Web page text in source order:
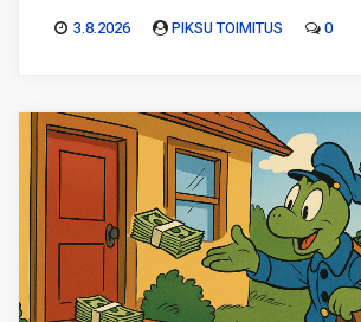
3.8.2026 PIKSU TOIMITUS 0